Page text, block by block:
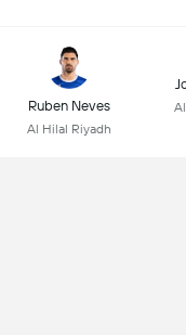
Ruben Neves
Al Hilal Riyadh